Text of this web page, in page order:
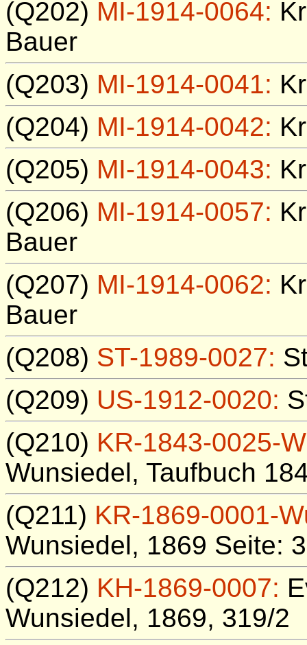
(Q202) MI-1914-0064:
Bauer
(Q203) MI-1914-0041:
(Q204) MI-1914-0042:
(Q205) MI-1914-0043:
(Q206) MI-1914-0057:
Bauer
(Q207) MI-1914-0062:
Bauer
(Q208) ST-1989-0027:
(Q209) US-1912-0020:
(Q210) KR-1843-0025-
Wunsiedel, Taufbuch
(Q211) KR-1869-0001-
Wunsiedel, 1869 Seite:
(Q212) KH-1869-0007:
Wunsiedel, 1869, 319/2